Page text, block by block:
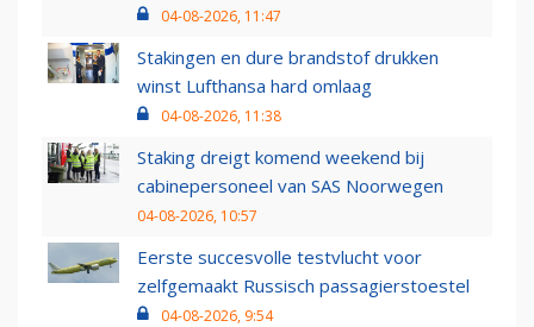
04-08-2026, 11:47
Stakingen en dure brandstof drukken
winst Lufthansa hard omlaag
04-08-2026, 11:38
Staking dreigt komend weekend bij
cabinepersoneel van SAS Noorwegen
04-08-2026, 10:57
Eerste succesvolle testvlucht voor
zelfgemaakt Russisch passagierstoestel
04-08-2026, 9:54